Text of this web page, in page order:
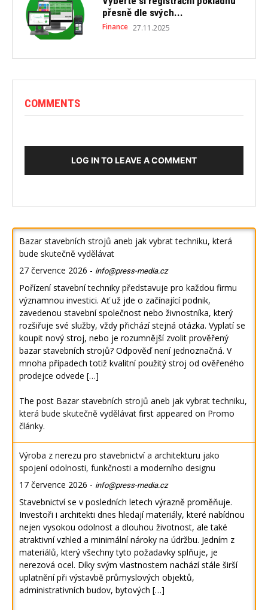
přesně dle svých...
Finance 27.11.2025
COMMENTS
LOG IN TO LEAVE A COMMENT
Bazar stavebních strojů aneb jak vybrat techniku, která
bude skutečně vydělávat
27 července 2026 - info@press-media.cz
Pořízení stavební techniky představuje pro každou firmu
významnou investici. Ať už jde o začínající podnik,
zavedenou stavební společnost nebo živnostníka, který
rozšiřuje své služby, vždy přichází stejná otázka. Vyplatí se
koupit nový stroj, nebo je rozumnější zvolit prověřený
bazar stavebních strojů? Odpověď není jednoznačná. V
mnoha případech totiž kvalitní použitý stroj od ověřeného
prodejce odvede […]
The post Bazar stavebních strojů aneb jak vybrat techniku,
která bude skutečně vydělávat first appeared on Promo
články.
Výroba z nerezu pro stavebnictví a architekturu jako
spojení odolnosti, funkčnosti a moderního designu
17 července 2026 - info@press-media.cz
Stavebnictví se v posledních letech výrazně proměňuje.
Investoři i architekti dnes hledají materiály, které nabídnou
nejen vysokou odolnost a dlouhou životnost, ale také
atraktivní vzhled a minimální nároky na údržbu. Jedním z
materiálů, který všechny tyto požadavky splňuje, je
nerezová ocel. Díky svým vlastnostem nachází stále širší
uplatnění při výstavbě průmyslových objektů,
administrativních budov, bytových […]